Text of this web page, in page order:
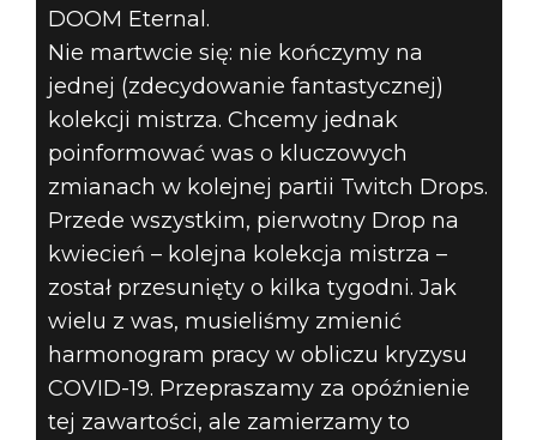
DOOM® Eternal
06 maja 2020
ZMIANY W
TWITCH PRIME
DROPS
DOOM Eternal.
Nie martwcie się: nie kończymy na
jednej (zdecydowanie fantastycznej)
kolekcji mistrza. Chcemy jednak
poinformować was o kluczowych
zmianach w kolejnej partii Twitch Drops.
Przede wszystkim, pierwotny Drop na
kwiecień – kolejna kolekcja mistrza –
został przesunięty o kilka tygodni. Jak
wielu z was, musieliśmy zmienić
harmonogram pracy w obliczu kryzysu
COVID-19. Przepraszamy za opóźnienie
tej zawartości, ale zamierzamy to